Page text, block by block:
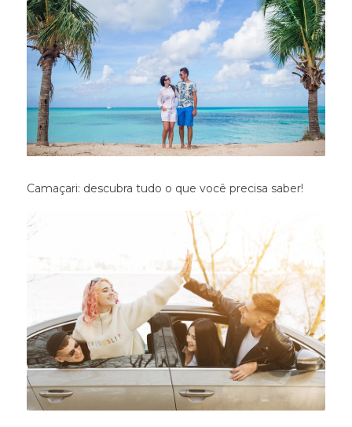
Camaçari: descubra tudo o que você precisa saber!